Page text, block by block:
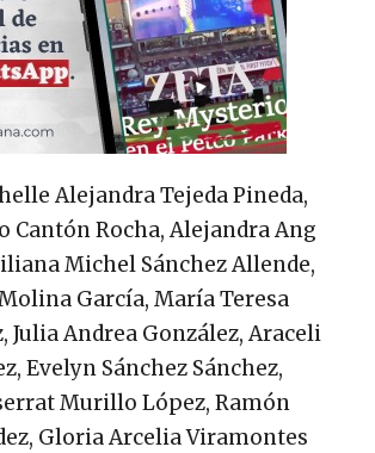
Alejandra Tejeda Pineda,
Cantón Rocha, Alejandra Ang
Michel Sánchez Allende,
García, María Teresa
Julia Andrea González, Araceli
Evelyn Sánchez Sánchez,
Murillo López, Ramón
Gloria Arcelia Viramontes